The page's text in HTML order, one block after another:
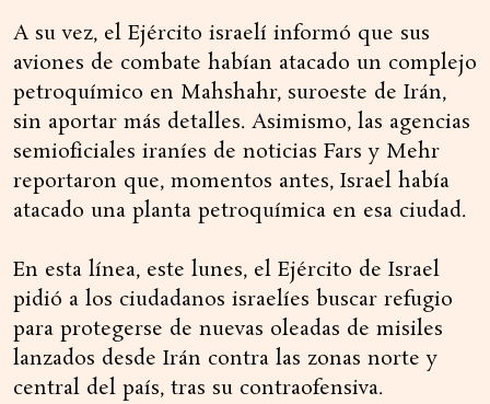
A su vez, el Ejército israelí informó que sus
aviones de combate habían atacado un complejo
petroquímico en Mahshahr, suroeste de Irán,
sin aportar más detalles. Asimismo, las agencias
semioficiales iraníes de noticias Fars y Mehr
reportaron que, momentos antes, Israel había
atacado una planta petroquímica en esa ciudad.
En esta línea, este lunes, el Ejército de Israel
pidió a los ciudadanos israelíes buscar refugio
para protegerse de nuevas oleadas de misiles
lanzados desde Irán contra las zonas norte y
central del país, tras su contraofensiva.